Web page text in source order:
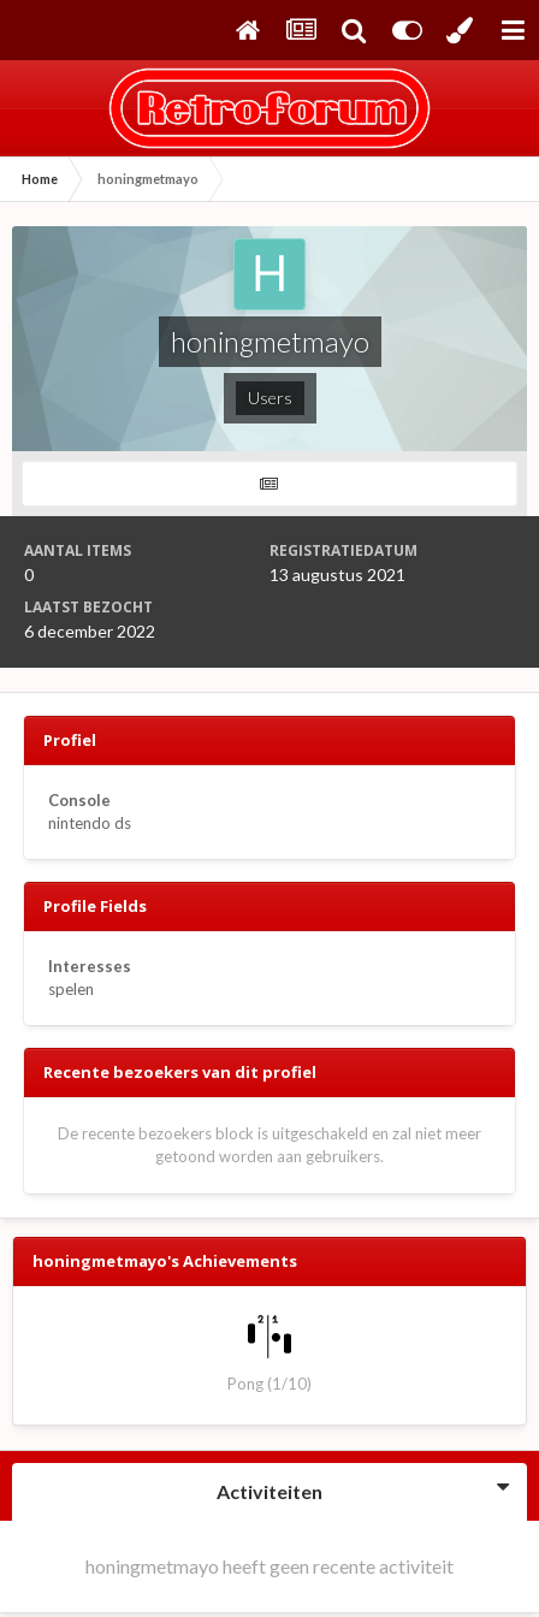
Home honingmetmayo
honingmetmayo
Users
AANTAL ITEMS
0
REGISTRATIEDATUM
13 augustus 2021
LAATST BEZOCHT
6 december 2022
Profiel
Console
nintendo ds
Profile Fields
Interesses
spelen
Recente bezoekers van dit profiel
De recente bezoekers block is uitgeschakeld en zal niet meer
getoond worden aan gebruikers.
honingmetmayo's Achievements
Pong (1/10)
Activiteiten
honingmetmayo heeft geen recente activiteit